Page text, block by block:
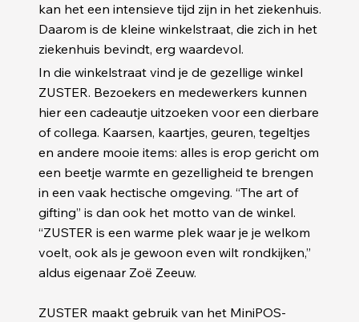
kan het een intensieve tijd zijn in het ziekenhuis.
Daarom is de kleine winkelstraat, die zich in het
ziekenhuis bevindt, erg waardevol.
In die winkelstraat vind je de gezellige winkel
ZUSTER. Bezoekers en medewerkers kunnen
hier een cadeautje uitzoeken voor een dierbare
of collega. Kaarsen, kaartjes, geuren, tegeltjes
en andere mooie items: alles is erop gericht om
een beetje warmte en gezelligheid te brengen
in een vaak hectische omgeving. “The art of
gifting” is dan ook het motto van de winkel.
“ZUSTER is een warme plek waar je je welkom
voelt, ook als je gewoon even wilt rondkijken,”
aldus eigenaar Zoë Zeeuw.
ZUSTER maakt gebruik van het MiniPOS-